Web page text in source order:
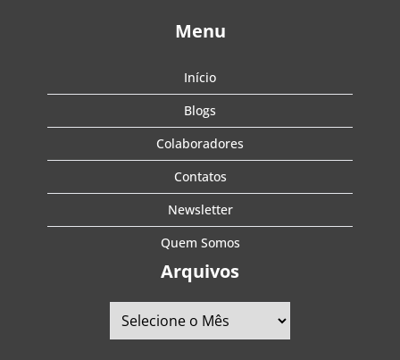
Menu
Início
Blogs
Colaboradores
Contatos
Newsletter
Quem Somos
Arquivos